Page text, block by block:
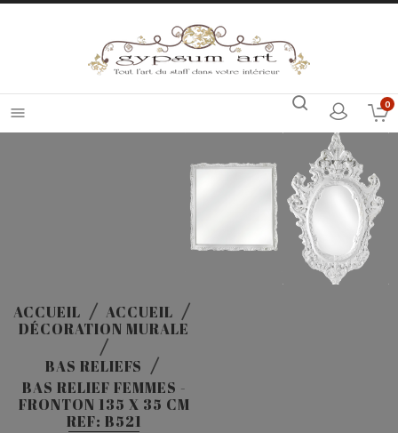
 0
ACCUEIL
ACCUEIL
DÉCORATION MURALE
BAS RELIEFS
BAS RELIEF FEMMES -
FRONTON 135 X 35 CM
REF: B521